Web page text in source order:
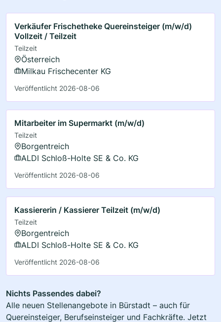
Verkäufer Frischetheke Quereinsteiger (m/w/d)
Vollzeit / Teilzeit
Teilzeit
Österreich
Milkau Frischecenter KG
Veröffentlicht 2026-08-06
Mitarbeiter im Supermarkt (m/w/d)
Teilzeit
Borgentreich
ALDI Schloß-Holte SE & Co. KG
Veröffentlicht 2026-08-06
Kassiererin / Kassierer Teilzeit (m/w/d)
Teilzeit
Borgentreich
ALDI Schloß-Holte SE & Co. KG
Veröffentlicht 2026-08-06
Nichts Passendes dabei?
Alle neuen Stellenangebote in Bürstadt – auch für
Quereinsteiger, Berufseinsteiger und Fachkräfte. Jetzt